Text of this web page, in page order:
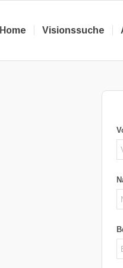
Home Visionssuche